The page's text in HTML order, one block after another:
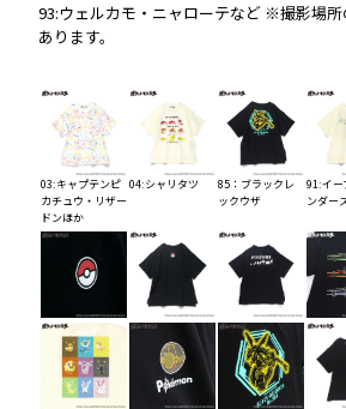
93:ウェルカモ・ニャローテなど ※撮影場所
あります。
03:キャプテンピ
カチュウ・リザー
ドンほか
04:シャリタツ
85：ブラックレ
ックウザ
91:イー
ンダー